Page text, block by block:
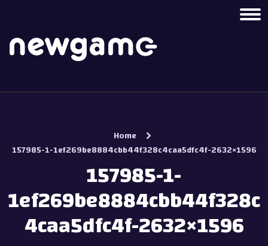
Home
157985-1-1ef269be8884cbb44f328c4caa5dfc4f-2632×1596
157985-1-
1ef269be8884cbb44f328c
4caa5dfc4f-2632×1596